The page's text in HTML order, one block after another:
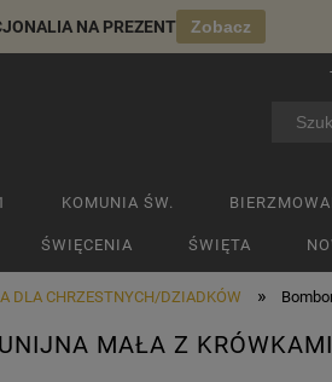
NA PREZENT Zobacz
KOMUNIA ŚW.
ŚWIĘCENIA ŚWIĘTA
DLA CHRZESTNYCH/DZIADKÓW »
MAŁA Z